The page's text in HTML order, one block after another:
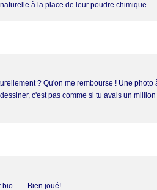
à la place de leur poudre chimique...
? Qu'on me rembourse ! Une photo
c'est pas comme si tu avais un million
joué!